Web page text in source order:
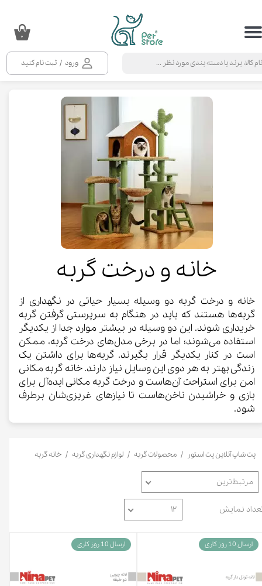
ورود / ثبت نام کنید
حساب کاربری من
خروج از حساب کاربری
۰
خانه و درخت گربه
خانه و درخت گربه دو وسیله بسیار حیاتی در نگهداری از
گربه‌ها هستند که باید در هنگام به سرپرستی گرفتن گربه
خریداری شوند. این دو وسیله در بیشتر موارد جدا از یکدیگر
استفاده می‌شوند؛ اما در برخی مدل‌های درخت گربه، ممکن
است در کنار یکدیگر قرار بگیرند. گربه‌ها برای داشتن یک
زندگی بهتر به هر دوی این وسایل نیاز دارند. خانه گربه مکانی
امن برای استراحت آن‌هاست و درخت گربه مکانی ایده‌آل برای
بازی و خراشیدن ناخن‌هاست تا نیازهای غریزی‌شان برطرف
شود.
پت شاپ آنلاین پت استور محصولات گربه لوازم نگهداری گربه خانه گربه
مرتبط‌ترین
نمایش ۱۲
ارسال 10 روز کاری ارسال 10 روز کاری